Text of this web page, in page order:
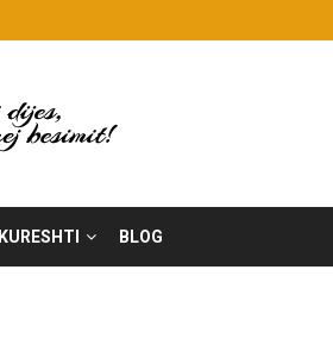
KURESHTI BLOG